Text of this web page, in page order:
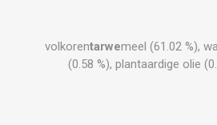
volkorentarwemeel (61.02 %),
(0.58 %), plantaardige olie